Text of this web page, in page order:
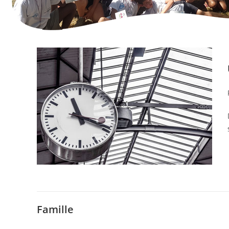
Famille